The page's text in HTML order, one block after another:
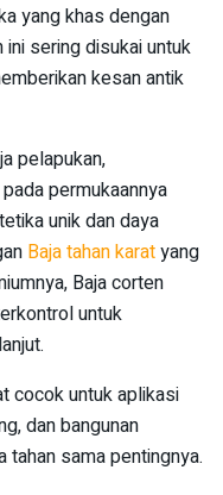
yang khas dengan
sering disukai untuk
kesan antik
pelapukan,
permukaannya
unik dan daya
Baja tahan karatyang
Baja corten
untuk
cocok untuk aplikasi
dan bangunan
sama pentingnya.